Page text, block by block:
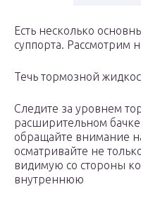
Есть несколько
суппорта. Рассмотрим
Течь тормозной
Следите за уровнем
расширительном
обращайте внимание
осматривайте не
видимую со стороны
внутреннюю